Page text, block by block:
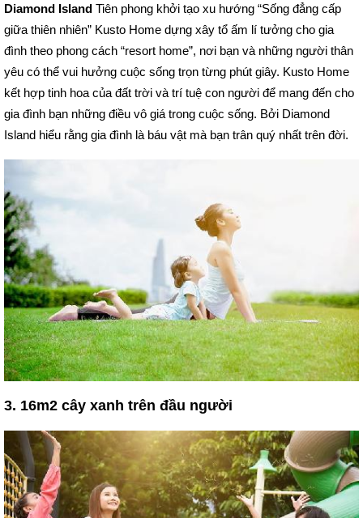
Diamond Island Tiên phong khởi tạo xu hướng “Sống đẳng cấp
giữa thiên nhiên” Kusto Home dựng xây tổ ấm lí tưởng cho gia
đình theo phong cách “resort home”, nơi bạn và những người thân
yêu có thể vui hưởng cuộc sống trọn từng phút giây. Kusto Home
kết hợp tinh hoa của đất trời và trí tuệ con người để mang đến cho
gia đình bạn những điều vô giá trong cuộc sống. Bởi Diamond
Island hiểu rằng gia đình là báu vật mà bạn trân quý nhất trên đời.
3. 16m2 cây xanh trên đầu người